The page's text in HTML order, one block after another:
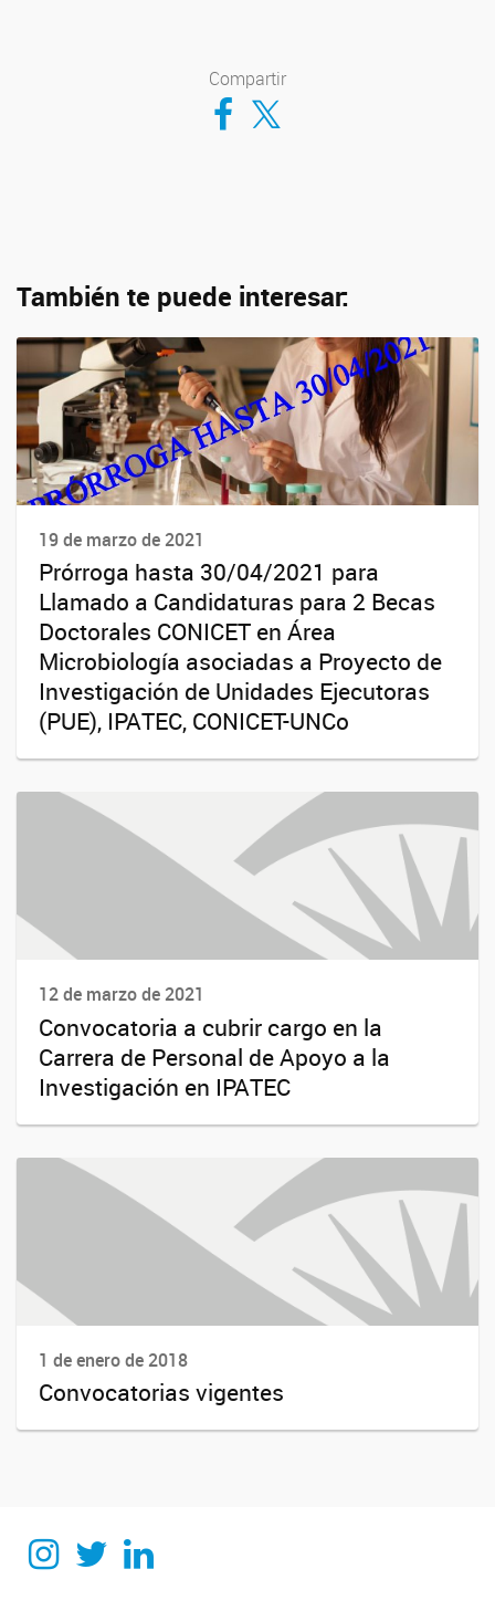
Compartir
Compartir en Facebook
Compartir en Twitter
También te puede interesar:
19 de marzo de 2021
Prórroga hasta 30/04/2021 para
Llamado a Candidaturas para 2 Becas
Doctorales CONICET en Área
Microbiología asociadas a Proyecto de
Investigación de Unidades Ejecutoras
(PUE), IPATEC, CONICET-UNCo
12 de marzo de 2021
Convocatoria a cubrir cargo en la
Carrera de Personal de Apoyo a la
Investigación en IPATEC
1 de enero de 2018
Convocatorias vigentes
Instagram
TwitterLinkedin